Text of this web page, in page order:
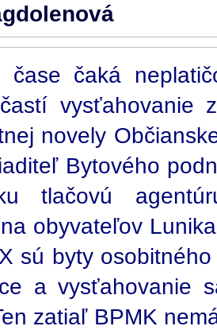
čase čaká
novely
Bytového
tlačovú
obyvateľov
sú byty
a vysťahovanie
zatiaľ BPMK